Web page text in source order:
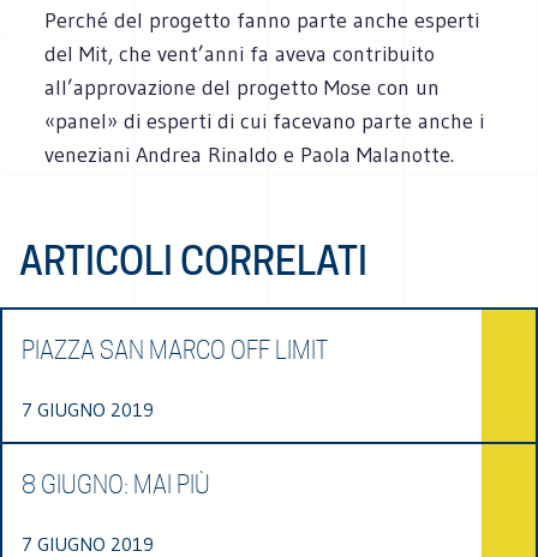
Perché del progetto fanno parte anche esperti
del Mit, che vent’anni fa aveva contribuito
all’approvazione del progetto Mose con un
«panel» di esperti di cui facevano parte anche i
veneziani Andrea Rinaldo e Paola Malanotte.
ARTICOLI CORRELATI
PIAZZA SAN MARCO OFF LIMIT
7 GIUGNO 2019
8 GIUGNO: MAI PIÙ
7 GIUGNO 2019